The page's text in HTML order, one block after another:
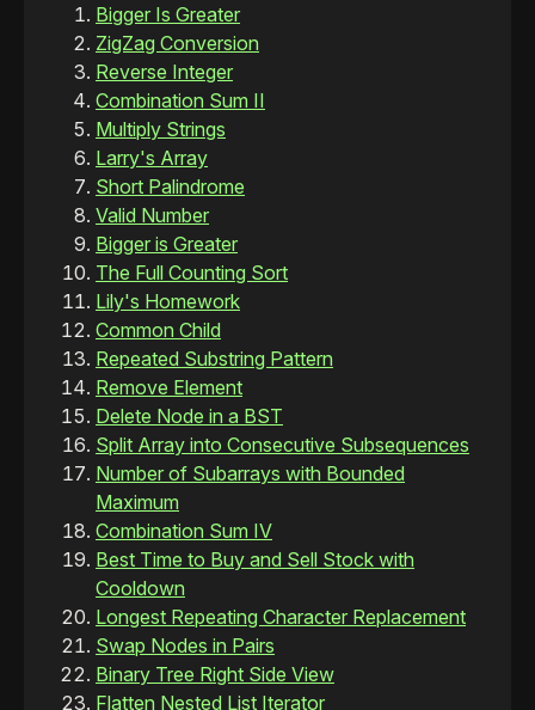
Bigger Is Greater
ZigZag Conversion
Reverse Integer
Combination Sum II
Multiply Strings
Larry's Array
Short Palindrome
Valid Number
Bigger is Greater
The Full Counting Sort
Lily's Homework
Common Child
Repeated Substring Pattern
Remove Element
Delete Node in a BST
Split Array into Consecutive Subsequences
Number of Subarrays with Bounded
Maximum
Combination Sum IV
Best Time to Buy and Sell Stock with
Cooldown
Longest Repeating Character Replacement
Swap Nodes in Pairs
Binary Tree Right Side View
Flatten Nested List Iterator